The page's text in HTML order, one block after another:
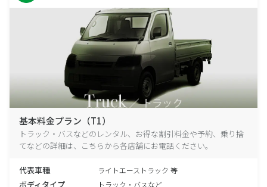
基本料金プラン（T1）
トラック・バスなどのレンタル、お得な割引料金や予約、乗り捨
てなどの詳細は、こちらから各店舗にお電話ください。
代表車種 ライトエーストラック 等
ボディタイプ トラック・バスなど